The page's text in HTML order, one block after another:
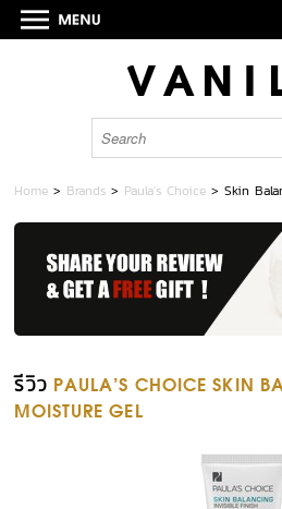
Home > Brands > Paula's Choice >Skin
รีวิว PAULA'S CHOICE SKIN
MOISTURE GEL